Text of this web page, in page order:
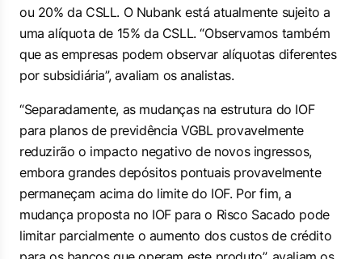
ou 20% da CSLL. O Nubank está atualmente sujeito a
uma alíquota de 15% da CSLL. “Observamos também
que as empresas podem observar alíquotas diferentes
por subsidiária”, avaliam os analistas.
“Separadamente, as mudanças na estrutura do IOF
para planos de previdência VGBL provavelmente
reduzirão o impacto negativo de novos ingressos,
embora grandes depósitos pontuais provavelmente
permaneçam acima do limite do IOF. Por fim, a
mudança proposta no IOF para o Risco Sacado pode
limitar parcialmente o aumento dos custos de crédito